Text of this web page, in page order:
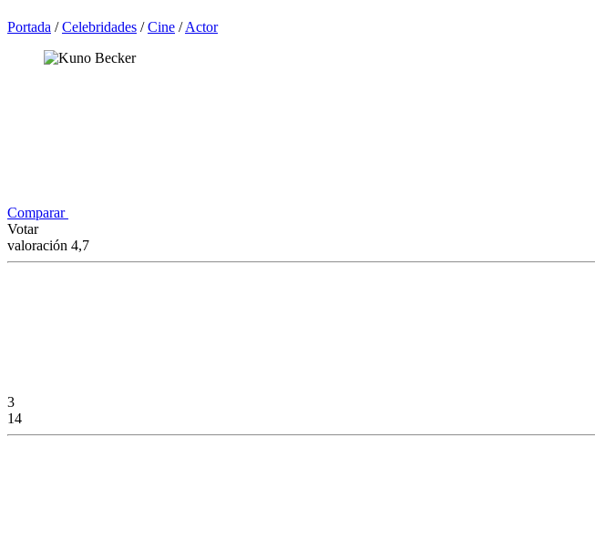
Portada /Celebridades /Cine /Actor
Comparar
Votar
valoración 4,7
3
14